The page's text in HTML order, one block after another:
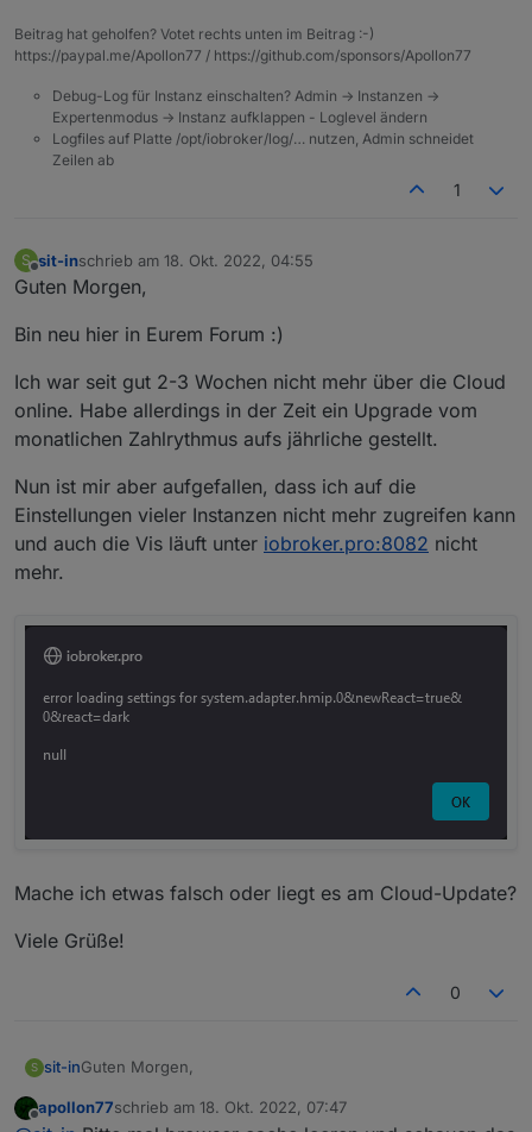
Beitrag hat geholfen? Votet rechts unten im Beitrag :-)
https://paypal.me/Apollon77 / https://github.com/sponsors/Apollon77
Debug-Log für Instanz einschalten? Admin -> Instanzen ->
Expertenmodus -> Instanz aufklappen - Loglevel ändern
Logfiles auf Platte /opt/iobroker/log/… nutzen, Admin schneidet
Zeilen ab
1
S
Offline
sit-inschrieb am 18. Okt. 2022, 04:55
zuletzt editiert von
Guten Morgen,
Bin neu hier in Eurem Forum :)
Ich war seit gut 2-3 Wochen nicht mehr über die Cloud
online. Habe allerdings in der Zeit ein Upgrade vom
monatlichen Zahlrythmus aufs jährliche gestellt.
Nun ist mir aber aufgefallen, dass ich auf die
Einstellungen vieler Instanzen nicht mehr zugreifen kann
und auch die Vis läuft unter iobroker.pro:8082 nicht
mehr.
Mache ich etwas falsch oder liegt es am Cloud-Update?
Viele Grüße!
0
S sit-inGuten Morgen,
Bin neu hier in Eurem Forum :)
Offline
apollon77schrieb am 18. Okt. 2022, 07:47
zuletzt editiert von